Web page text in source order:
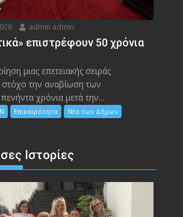
admin admin
επιστρέφουν 50 χρόνια
μιας επετειακής σειράς
την αναβίωση των
χρόνια μετά την...
Επικαιρότητα
Νέα των Δήμων
Ιστορίες